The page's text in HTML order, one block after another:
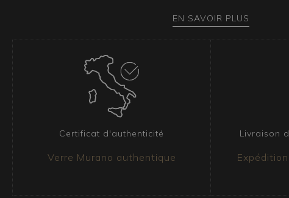
Quel type d’ameublement convient à ce vase
Ce modèle classique et élégant apporte une touche
à tout espace. Sa polyvalence permet de l’intégrer
intérieurs modernes et contemporains que plus
s’intègre facilement dans un salon country chic, où
monde botanique s’harmonisent avec l’aspect
campagne, mais aussi dans une salle à manger
créer une atmosphère sophistiquée.
Tous nos articles sont accompagnés d’un certificat
EN SAVOIR PLUS
Certificat d'authenticité
Verre Murano authentique
Livraison